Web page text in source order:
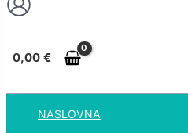
0,00 €
NASLOVNA